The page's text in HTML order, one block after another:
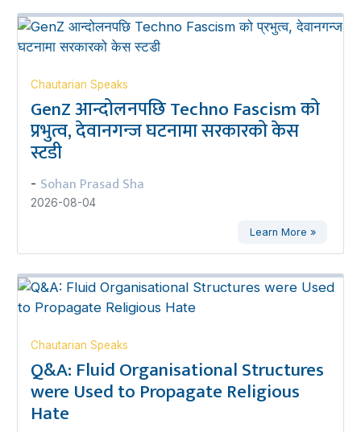
Chautarian Speaks
GenZ आन्दोलनपछि Techno Fascism को
प्रभुत्व, देवानगन्ज घटनामा सरकारको केस
स्टडी
- Sohan Prasad Sha
2026-08-04
Learn More »
Chautarian Speaks
Q&A: Fluid Organisational Structures
were Used to Propagate Religious
Hate